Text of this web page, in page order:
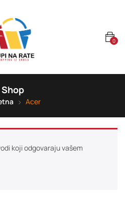
0
Shop
Acer
koji odgovaraju vašem